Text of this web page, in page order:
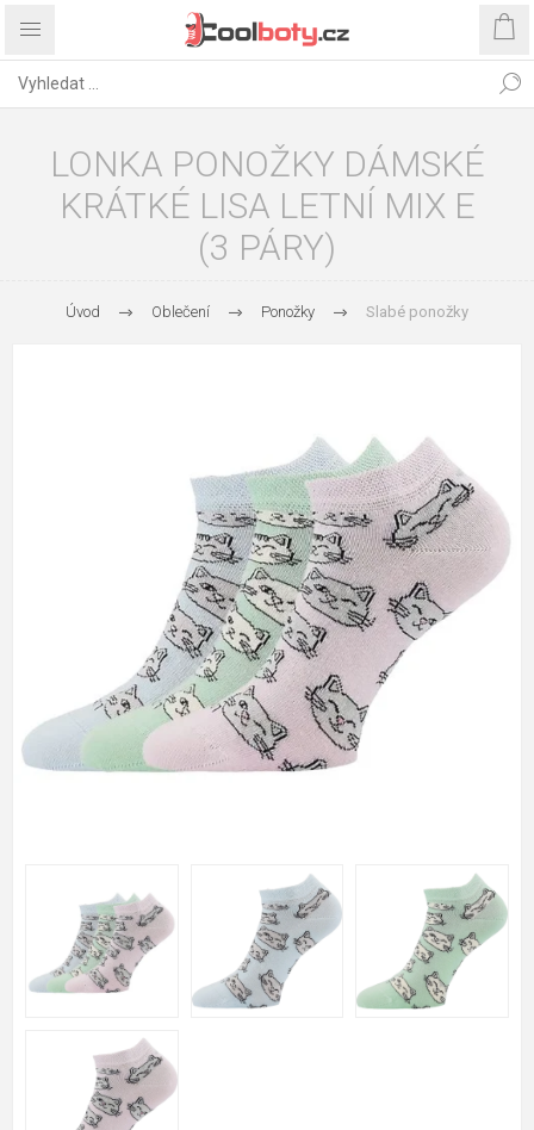
LONKA PONOŽKY DÁMSKÉ
KRÁTKÉ LISA LETNÍ MIX E
(3 PÁRY)
Úvod Oblečení Ponožky Slabé ponožky